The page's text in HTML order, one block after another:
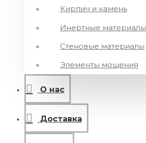
Кирпич и камень
Инертные материалы
Стеновые материалы
Элементы мощения
О нас
Доставка